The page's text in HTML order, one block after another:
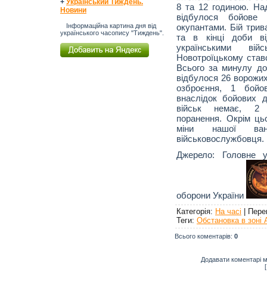
+ Український Тиждень.
Новини
Інформаційна картина дня від
українського часопису "Тиждень".
8 та 12 годиною.
відбулося
окупантами. Бій
та в кінці доби
українськими
Новотроїцькому
Всього за минулу
відбулося 26
озброєння, 1
внаслідок бойових
військ немає, 2
поранення. Окрім
міни нашої
військовослужбовця.
Джерело: Головне
оборони України
Категорія: На часі |
Теги: Обстановка в зоні
Всього коментарів: 0
Додавати коментарі